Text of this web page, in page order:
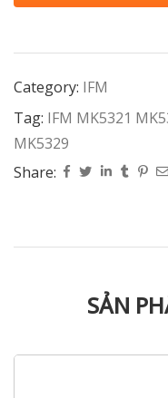
Category: IFM
Tag: IFM MK5321
MK5329
Share:
SẢN